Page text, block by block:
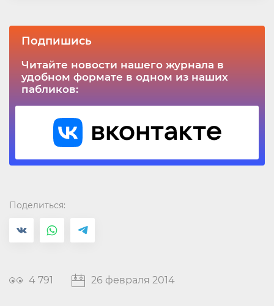
Подпишись
Читайте новости нашего журнала в
удобном формате в одном из наших
пабликов:
Поделиться:
4 791 26 февраля 2014